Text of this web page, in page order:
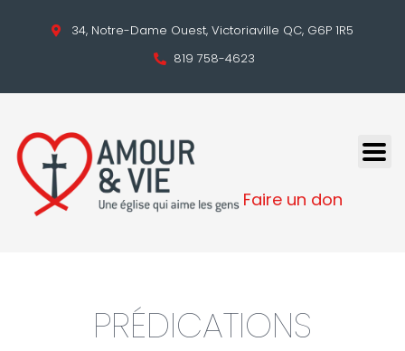
34, Notre-Dame Ouest, Victoriaville QC, G6P 1R5
819 758-4623
Faire un don
PRÉDICATIONS